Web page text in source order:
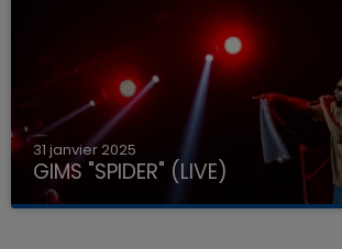
31 janvier 2025
GIMS "SPIDER" (LIVE)